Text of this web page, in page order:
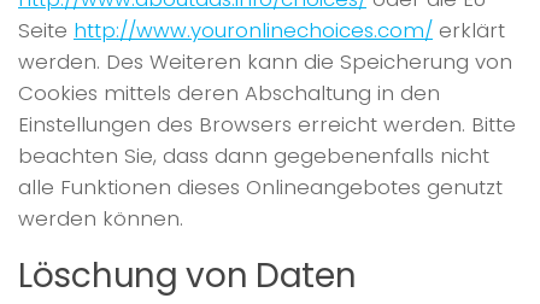
Seite http://www.youronlinechoices.com/ erklärt
werden. Des Weiteren kann die Speicherung von
Cookies mittels deren Abschaltung in den
Einstellungen des Browsers erreicht werden. Bitte
beachten Sie, dass dann gegebenenfalls nicht
alle Funktionen dieses Onlineangebotes genutzt
werden können.
Löschung von Daten